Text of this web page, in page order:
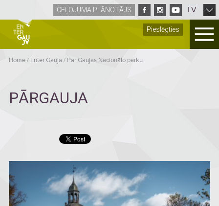
Pieslēgties
CEĻOJUMA PLĀNOTĀJS LV
Home/ Enter Gauja / Par Gaujas Nacionālo parku
PĀRGAUJA